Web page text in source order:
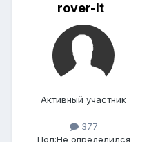
rover-lt
Активный участник
377
Пол:Не определился